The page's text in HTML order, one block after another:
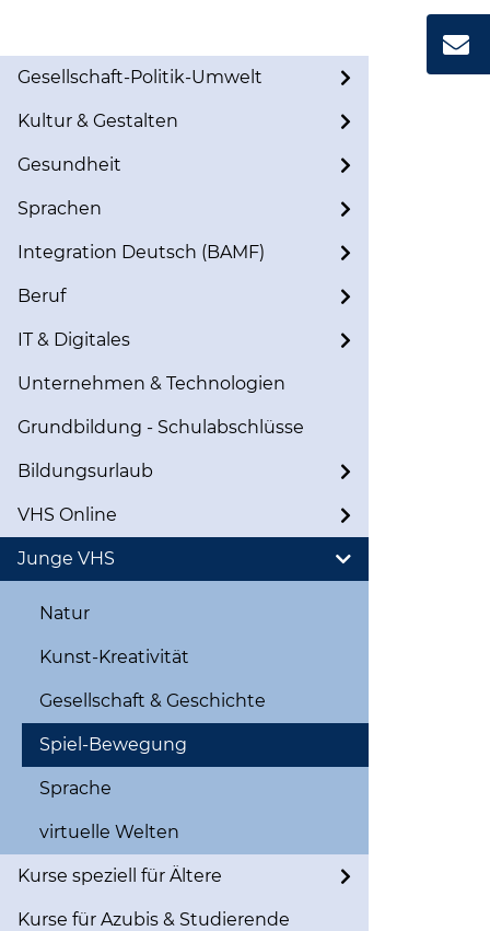
Gesellschaft-Politik-Umwelt
Kultur & Gestalten
Gesundheit
Sprachen
Integration Deutsch (BAMF)
Beruf
IT & Digitales
Unternehmen & Technologien
Grundbildung - Schulabschlüsse
Bildungsurlaub
VHS Online
Junge VHS
Natur
Kunst-Kreativität
Gesellschaft & Geschichte
Spiel-Bewegung
Sprache
virtuelle Welten
Kurse speziell für Ältere
Kurse für Azubis & Studierende